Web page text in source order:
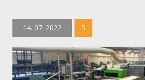
14. 07. 2022 5